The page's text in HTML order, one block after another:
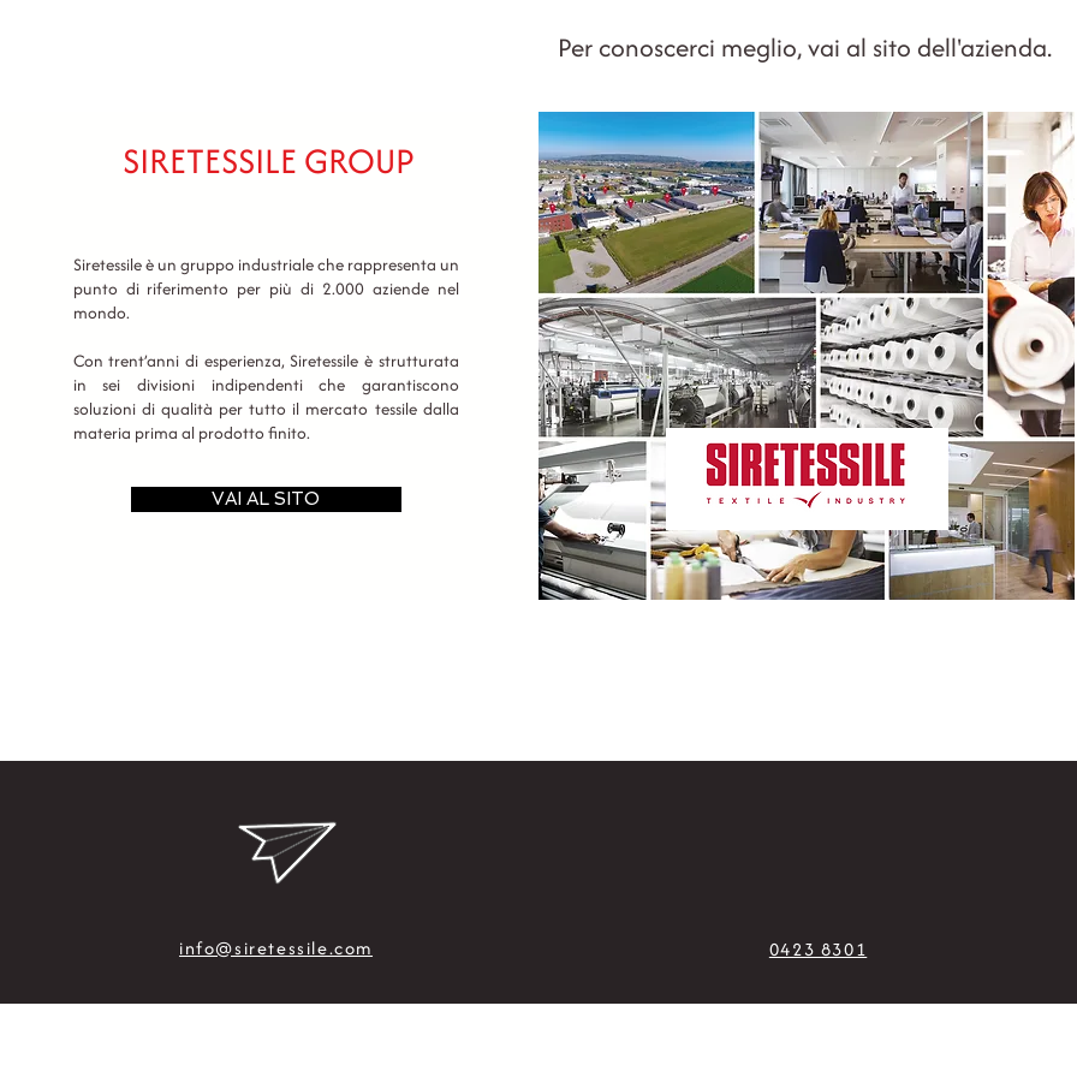
Per conoscerci meglio, vai al sito dell'azienda.
SIRETESSILE GROUP
Siretessile è un gruppo industriale che rappresenta un
punto di riferimento per più di 2.000 aziende nel
mondo.
Con trent’anni di esperienza, Siretessile è strutturata
in sei divisioni indipendenti che garantiscono
soluzioni di qualità per tutto il mercato tessile dalla
materia prima al prodotto finito.
VAI AL SITO
info@siretessile.com 0423 8301